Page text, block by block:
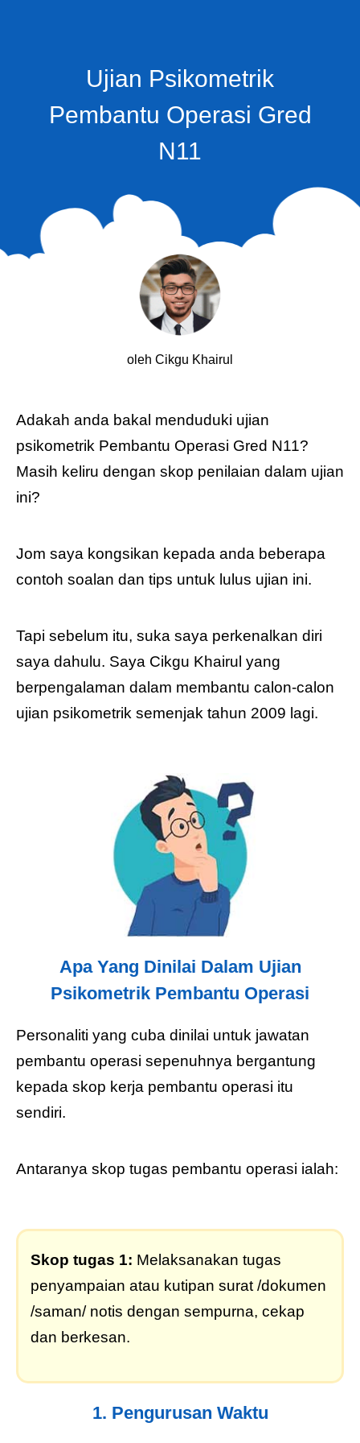
Ujian Psikometrik
Pembantu Operasi Gred
N11
oleh Cikgu Khairul
Adakah anda bakal menduduki ujian
psikometrik Pembantu Operasi Gred N11?
Masih keliru dengan skop penilaian dalam ujian
ini?
Jom saya kongsikan kepada anda beberapa
contoh soalan dan tips untuk lulus ujian ini.
Tapi sebelum itu, suka saya perkenalkan diri
saya dahulu. Saya Cikgu Khairul yang
berpengalaman dalam membantu calon-calon
ujian psikometrik semenjak tahun 2009 lagi.
Apa Yang Dinilai Dalam Ujian
Psikometrik Pembantu Operasi
Personaliti yang cuba dinilai untuk jawatan
pembantu operasi sepenuhnya bergantung
kepada skop kerja pembantu operasi itu
sendiri.
Antaranya skop tugas pembantu operasi ialah:
Skop tugas 1: Melaksanakan tugas
penyampaian atau kutipan surat /dokumen
/saman/ notis dengan sempurna, cekap
dan berkesan.
1. Pengurusan Waktu